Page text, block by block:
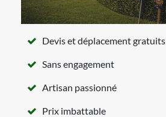
Devis et déplacement gratuits
Sans engagement
Artisan passionné
Prix imbattable